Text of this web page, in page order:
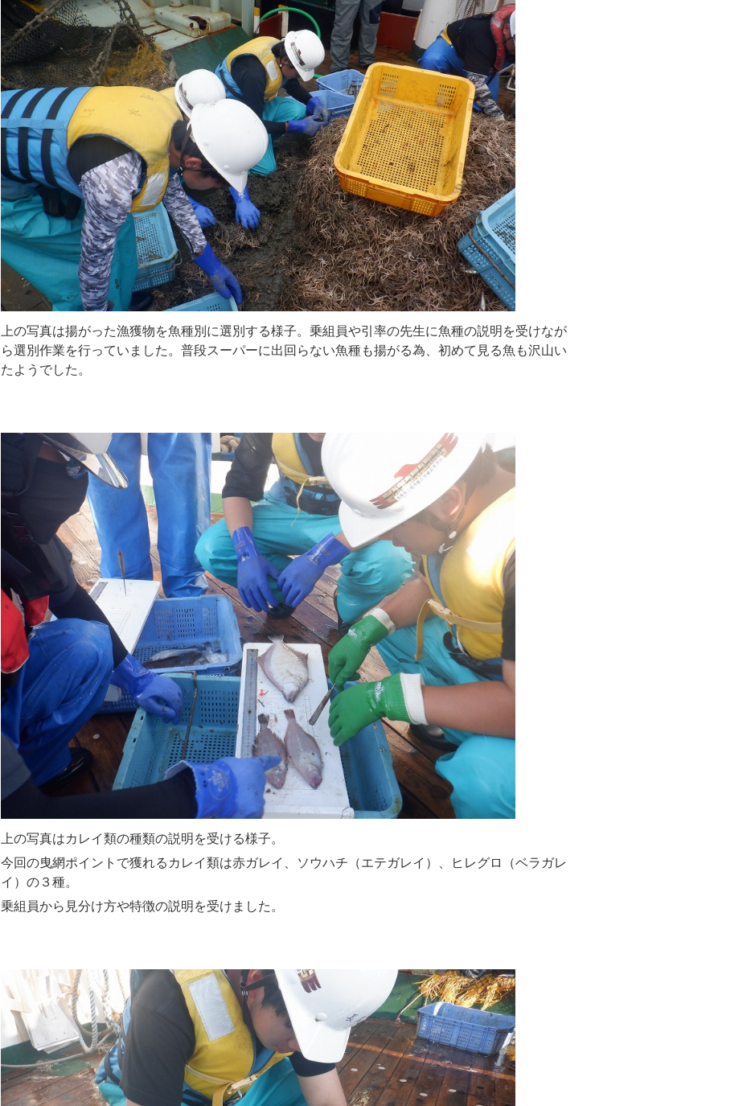
上の写真は揚がった漁獲物を魚種別に選別する様子。乗組員や引率の先生に魚種の説明を受けなが
ら選別作業を行っていました。普段スーパーに出回らない魚種も揚がる為、初めて見る魚も沢山い
たようでした。
上の写真はカレイ類の種類の説明を受ける様子。
今回の曳網ポイントで獲れるカレイ類は赤ガレイ、ソウハチ（エテガレイ）、ヒレグロ（ベラガレ
イ）の３種。
乗組員から見分け方や特徴の説明を受けました。